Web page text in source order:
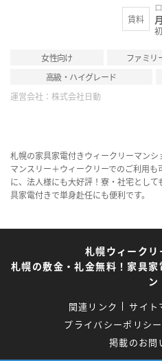
賃料
女性向け ファミリ
高級・ハイグレード
運営会社： 株式会社日動
札幌の家具家電付きウィークリーマンシ
マンスリー＋ウィークリーでのご利用
に、法人様にも大好評！寮・社宅とし
具家電付きで単身赴任にも便利です。
札幌ウィークリ
札幌の敷金・礼金無料！家具
ン
関連リンク サイト
プライバシーポリシー
掲載のお問